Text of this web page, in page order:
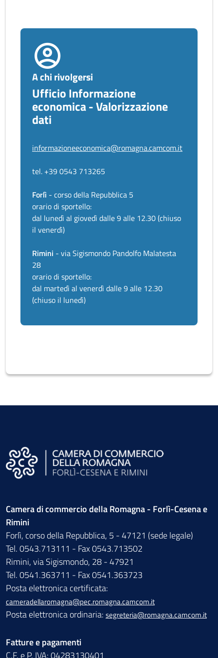
A chi rivolgersi
Ufficio Informazione
economica - Valorizzazione
dati
informazioneeconomica@romagna.camcom.it
tel. +39 0543 713265
Forlì - corso della Repubblica 5
orario di sportello:
dal lunedì al giovedì dalle 9 alle 12.30 (chiuso
il venerdì)
Rimini - via Sigismondo Pandolfo Malatesta
28
orario di sportello:
dal martedì al venerdì dalle 9 alle 12.30
(chiuso il lunedì)
Camera di commercio della Romagna - Forlì-Cesena e
Rimini
Forlì, corso della Repubblica, 5 - 47121 (sede legale)
Tel. 0543.713111 - Fax 0543.713502
Rimini, via Sigismondo, 28 - 47921
Tel. 0541.363711 - Fax 0541.363723
Posta elettronica certificata:
cameradellaromagna@pec.romagna.camcom.it
Posta elettronica ordinaria: segreteria@romagna.camcom.it
Fatture e pagamenti
C.F. e P. IVA: 04283130401